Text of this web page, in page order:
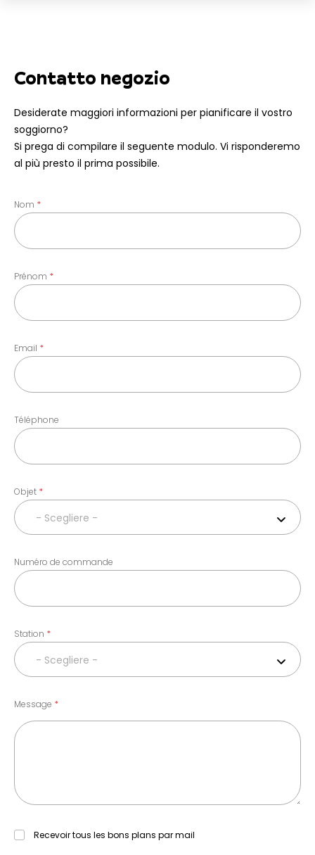
Contatto negozio
Desiderate maggiori informazioni per pianificare il vostro
soggiorno?
Si prega di compilare il seguente modulo. Vi risponderemo
al più presto il prima possibile.
Nom
Prénom
Email
Téléphone
Objet
- Scegliere -
Numéro de commande
Station
- Scegliere -
Message
Recevoir tous les bons plans par mail